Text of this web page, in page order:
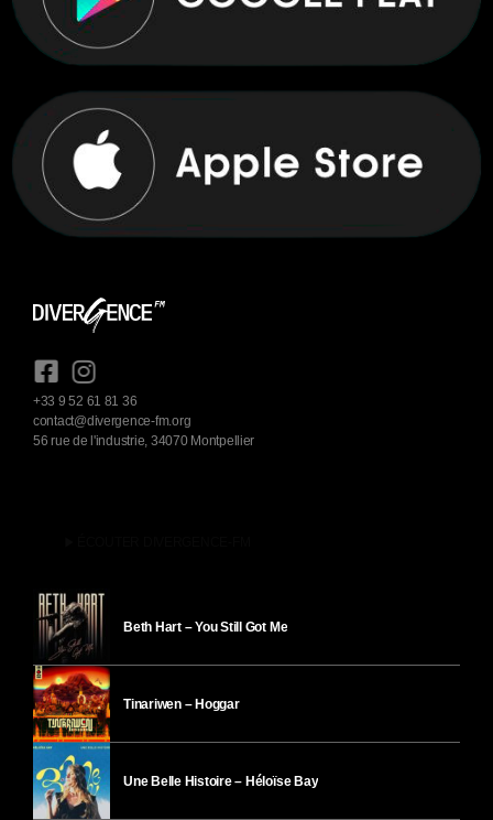
+33 9 52 61 81 36
contact@divergence-fm.org
56 rue de l'industrie, 34070 Montpellier
Beth Hart – You Still Got Me
Tinariwen – Hoggar
Une Belle Histoire – Héloïse Bay